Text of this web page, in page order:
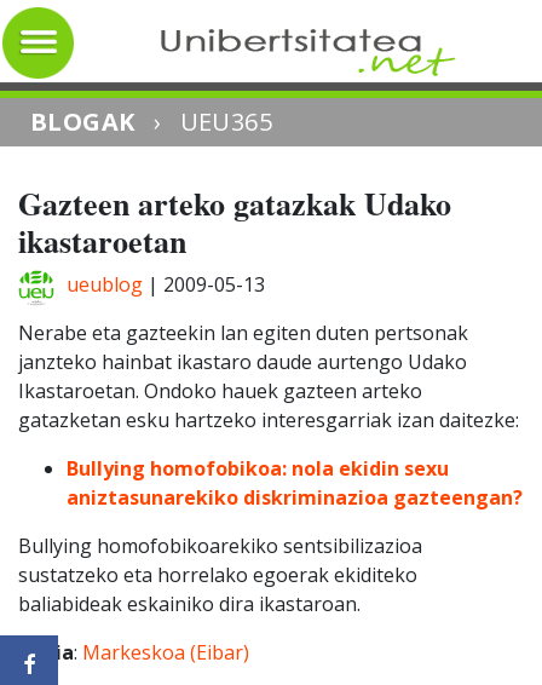
BLOGAK › UEU365
Gazteen arteko gatazkak Udako
ikastaroetan
ueublog | 2009-05-13
Nerabe eta gazteekin lan egiten duten pertsonak
janzteko hainbat ikastaro daude aurtengo Udako
Ikastaroetan. Ondoko hauek gazteen arteko
gatazketan esku hartzeko interesgarriak izan daitezke:
Bullying homofobikoa: nola ekidin sexu
aniztasunarekiko diskriminazioa gazteengan?
Bullying homofobikoarekiko sentsibilizazioa
sustatzeko eta horrelako egoerak ekiditeko
baliabideak eskainiko dira ikastaroan.
Tokia: Markeskoa (Eibar)